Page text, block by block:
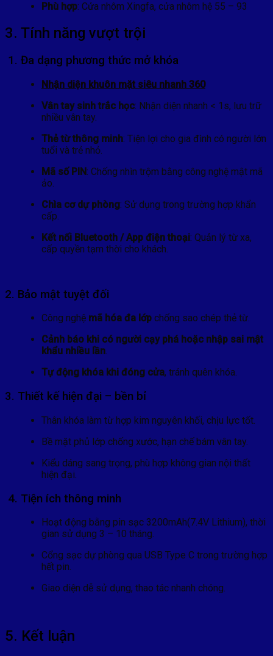
Phù hợp: Cửa nhôm Xingfa, cửa nhôm hệ 55 – 93
3. Tính năng vượt trội
1. Đa dạng phương thức mở khóa
Nhận diện khuôn mặt siêu nhanh 360
Vân tay sinh trắc học: Nhận diện nhanh < 1s, lưu trữ
nhiều vân tay.
Thẻ từ thông minh: Tiện lợi cho gia đình có người lớn
tuổi và trẻ nhỏ.
Mã số PIN: Chống nhìn trộm bằng công nghệ mật mã
ảo.
Chìa cơ dự phòng: Sử dụng trong trường hợp khẩn
cấp.
Kết nối Bluetooth / App điện thoại: Quản lý từ xa,
cấp quyền tạm thời cho khách.
2. Bảo mật tuyệt đối
Công nghệ mã hóa đa lớp chống sao chép thẻ từ.
Cảnh báo khi có người cạy phá hoặc nhập sai mật
khẩu nhiều lần.
Tự động khóa khi đóng cửa, tránh quên khóa.
3. Thiết kế hiện đại – bền bỉ
Thân khóa làm từ hợp kim nguyên khối, chịu lực tốt.
Bề mặt phủ lớp chống xước, hạn chế bám vân tay.
Kiểu dáng sang trọng, phù hợp không gian nội thất
hiện đại.
4. Tiện ích thông minh
Hoạt động bằng pin sạc 3200mAh(7.4V Lithium), thời
gian sử dụng 3 – 10 tháng.
Cổng sạc dự phòng qua USB Type C trong trường hợp
hết pin.
Giao diện dễ sử dụng, thao tác nhanh chóng.
5. Kết luận